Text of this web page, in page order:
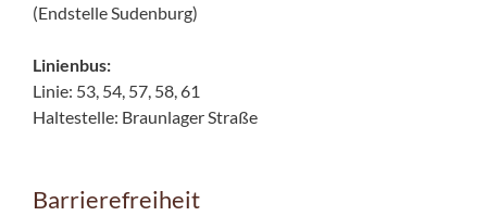
(Endstelle Sudenburg)
Linienbus:
Linie: 53, 54, 57, 58, 61
Haltestelle: Braunlager Straße
Barrierefreiheit